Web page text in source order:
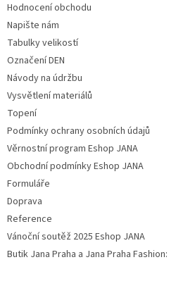
Hodnocení obchodu
Napište nám
Tabulky velikostí
Označení DEN
Návody na údržbu
Vysvětlení materiálů
Topení
Podmínky ochrany osobních údajů
Věrnostní program Eshop JANA
Obchodní podmínky Eshop JANA
Formuláře
Doprava
Reference
Vánoční soutěž 2025 Eshop JANA
Butik Jana Praha a Jana Praha Fashion: